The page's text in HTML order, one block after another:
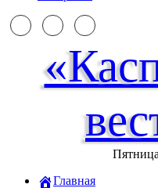
Главная